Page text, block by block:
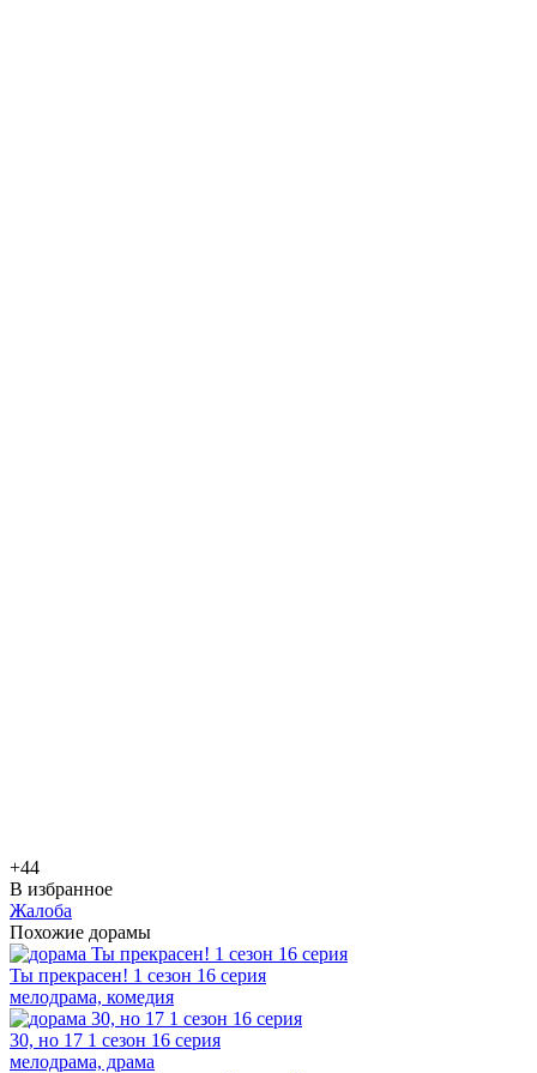
+44
В избранное
Жалоба
Похожие дорамы
Ты прекрасен! 1 сезон 16 серия
мелодрама, комедия
30, но 17 1 сезон 16 серия
мелодрама, драма